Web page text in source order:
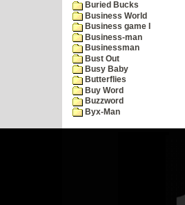
Buried Bucks
Business World
Business game I
Business-man
Businessman
Bust Out
Busy Baby
Butterflies
Buy Word
Buzzword
Byx-Man